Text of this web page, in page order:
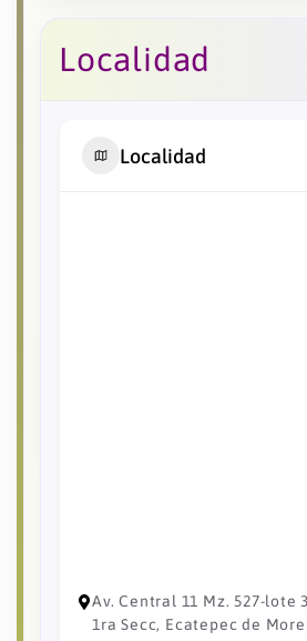
Localidad
Localidad
Av. Central 11 Mz. 527-lote
1ra Secc, Ecatepec de